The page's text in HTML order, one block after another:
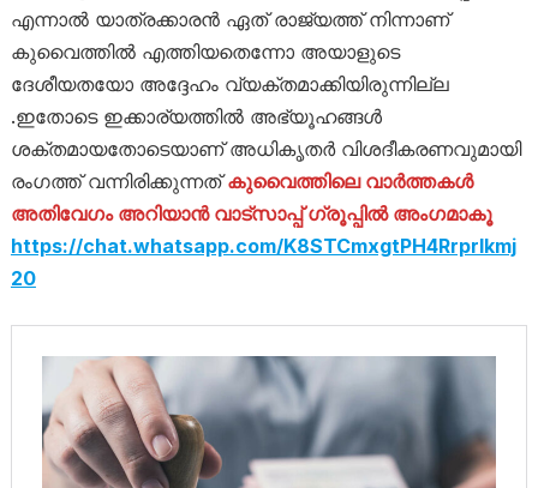
എന്നാൽ യാത്രക്കാരൻ ഏത് രാജ്യത്ത് നിന്നാണ്
കുവൈത്തിൽ എത്തിയതെന്നോ അയാളുടെ
ദേശീയതയോ അദ്ദേഹം വ്യക്തമാക്കിയിരുന്നില്ല
.ഇതോടെ ഇക്കാര്യത്തിൽ അഭ്യൂഹങ്ങൾ
ശക്തമായതോടെയാണ് അധികൃതർ വിശദീകരണവുമായി
രംഗത്ത് വന്നിരിക്കുന്നത്കുവൈത്തിലെ വാർത്തകൾ
അതിവേഗം അറിയാൻ വാട്സാപ്പ് ഗ്രൂപ്പിൽ അംഗമാകൂ
https://chat.whatsapp.com/K8STCmxgtPH4RrprIkmj
20